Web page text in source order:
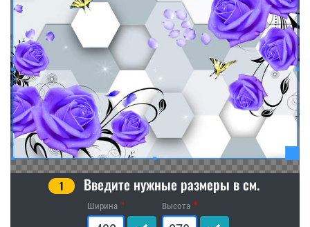
1 Введите нужные размеры в см.
Ширина Высота